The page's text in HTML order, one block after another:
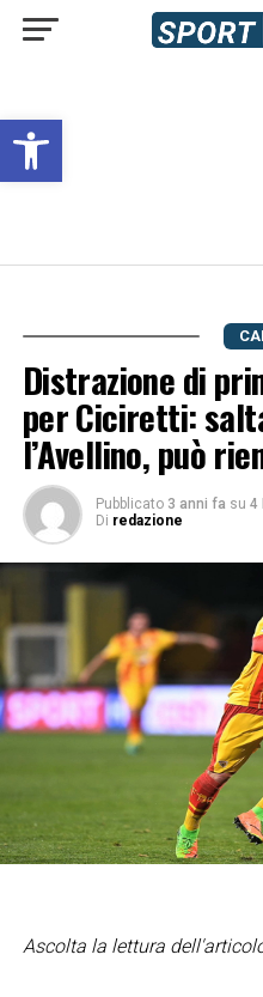
Open toolbar
Distrazione di
per Ciciretti:
l’Avellino, può
Pubblicato 3 anni fa su 4
Di redazione
Ascolta la lettura